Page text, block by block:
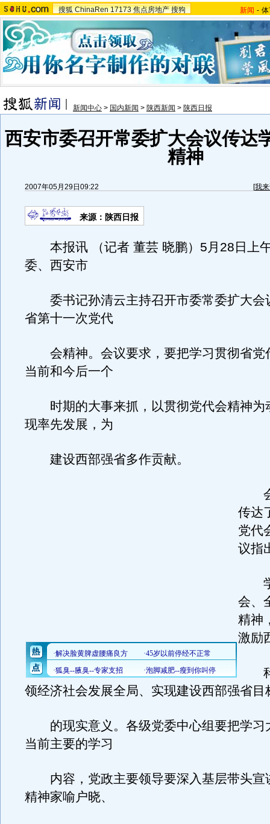
搜狐 ChinaRen 17173 焦点房地产 搜狗 新闻 -
新闻中心 > 国内新闻 > 陕西新闻 > 陕西日报
西安市委召开常委扩大会议传达
精神
2007年05月29日09:22 [我
来源：陕西日报
本报讯 （记者 董芸 晓鹏）5月28日上
委、西安市
委书记孙清云主持召开市委常委扩大会
省第十一次党代
会精神。会议要求，要把学习贯彻省党
当前和今后一个
时期的大事来抓，以贯彻党代会精神为
现率先发展，为
建设西部强省多作贡献。
会
传达
党代
议指
学
会、
精神
激励
科
领经济社会发展全局、实现建设西部强省目
的现实意义。各级党委中心组要把学习
当前主要的学习
内容，党政主要领导要深入基层带头宣
精神家喻户晓、